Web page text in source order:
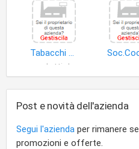
Tabacchi e C. di Migliorisi Giovanna
Post e novità dell'azienda
Segui l'azienda per rimanere
promozioni e offerte.